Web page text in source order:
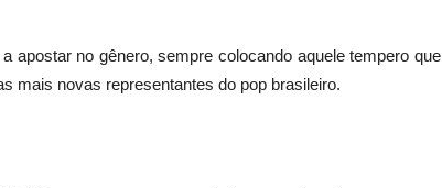
apostar no gênero, sempre colocando aquele tempero que
mais novas representantes do pop brasileiro.